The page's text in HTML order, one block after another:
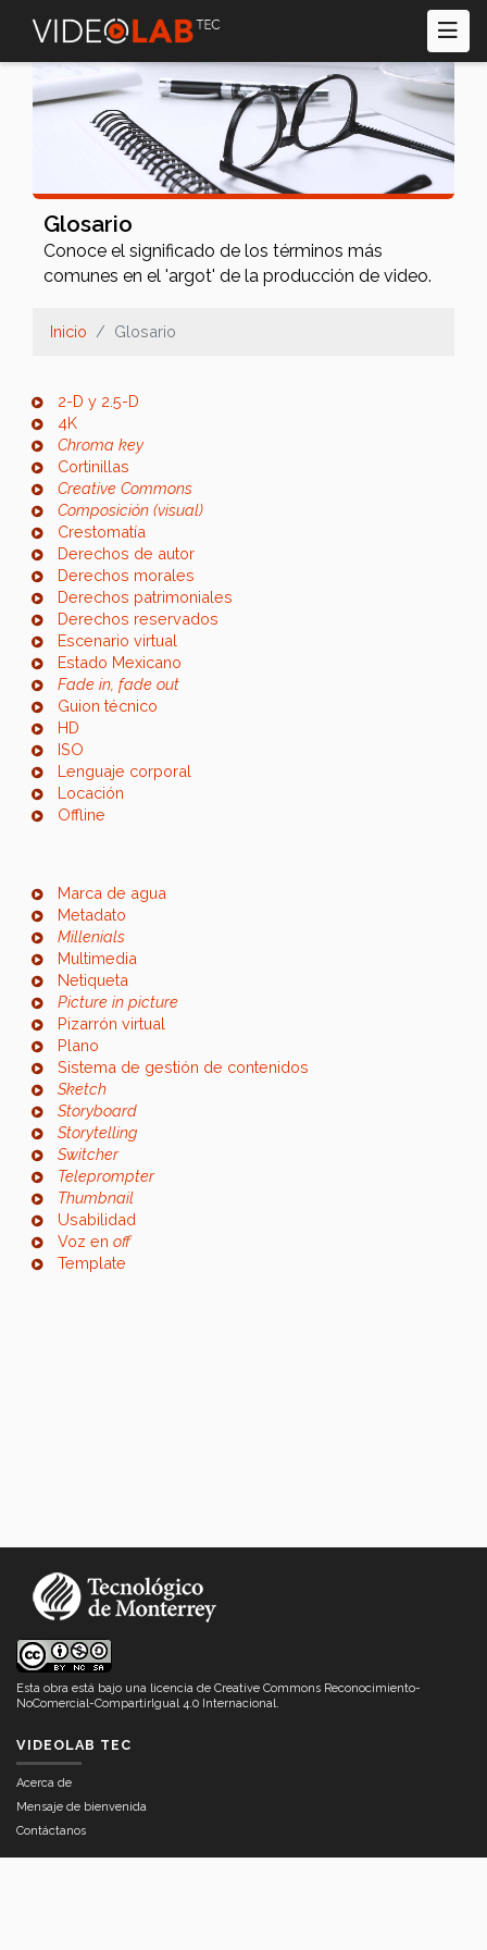
contenido
principal
Glosario
Conoce el significado de los términos más
comunes en el 'argot' de la producción de video.
Inicio Glosario
2-D y 2.5-D
4K
Chroma key
Cortinillas
Creative Commons
Composición (visual)
Crestomatía
Derechos de autor
Derechos morales
Derechos patrimoniales
Derechos reservados
Escenario virtual
Estado Mexicano
Fade in, fade out
Guion técnico
HD
ISO
Lenguaje corporal
Locación
Offline
Marca de agua
Metadato
Millenials
Multimedia
Netiqueta
Picture in picture
Pizarrón virtual
Plano
Sistema de gestión de contenidos
Sketch
Storyboard
Storytelling
Switcher
Teleprompter
Thumbnail
Usabilidad
Voz en off
Template
Esta obra está bajo una licencia de Creative Commons Reconocimiento-
NoComercial-CompartirIgual 4.0 Internacional.
VIDEOLAB TEC
Acerca de
Mensaje de bienvenida
Contáctanos